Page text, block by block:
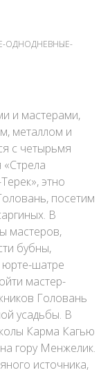
ОДНОДНЕВНЫЕ-
и мастерами,
металлом и
с четырьмя
этно
посетим
В
мастеров,
бубны,
юрте-шатре
мастер-
Головань
усадьбы. В
Карма Кагью
гору Менжелик.
источника,